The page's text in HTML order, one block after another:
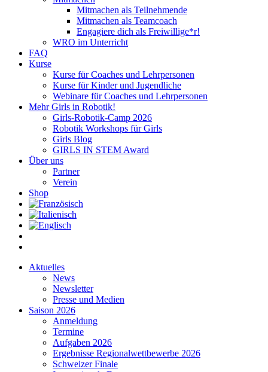
Mitmachen als Teilnehmende
Mitmachen als Teamcoach
Engagiere dich als Freiwillige*r!
WRO im Unterricht
FAQ
Kurse
Kurse für Coaches und Lehrpersonen
Kurse für Kinder und Jugendliche
Webinare für Coaches und Lehrpersonen
Mehr Girls in Robotik!
Girls-Robotik-Camp 2026
Robotik Workshops für Girls
Girls Blog
GIRLS IN STEM Award
Über uns
Partner
Verein
Shop
Aktuelles
News
Newsletter
Presse und Medien
Saison 2026
Anmeldung
Termine
Aufgaben 2026
Ergebnisse Regionalwettbewerbe 2026
Schweizer Finale